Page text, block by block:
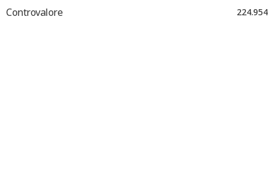
Controvalore 224.954